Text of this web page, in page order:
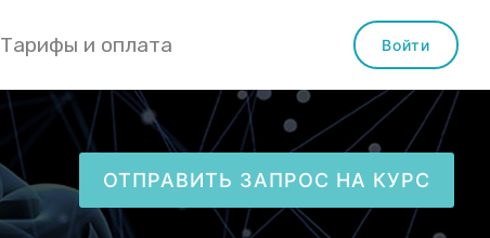
Тарифы и оплата Войти
ОТПРАВИТЬ ЗАПРОС НА КУРС